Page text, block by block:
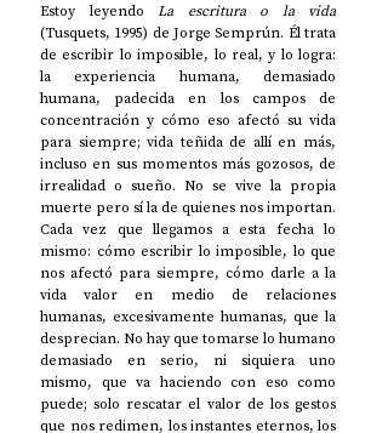
Estoy leyendo La escritura o la vida
(Tusquets, 1995) de Jorge Semprún. Él trata
de escribir lo imposible, lo real, y lo logra:
la experiencia humana, demasiado
humana, padecida en los campos de
concentración y cómo eso afectó su vida
para siempre; vida teñida de allí en más,
incluso en sus momentos más gozosos, de
irrealidad o sueño. No se vive la propia
muerte pero sí la de quienes nos importan.
Cada vez que llegamos a esta fecha lo
mismo: cómo escribir lo imposible, lo que
nos afectó para siempre, cómo darle a la
vida valor en medio de relaciones
humanas, excesivamente humanas, que la
desprecian. No hay que tomarse lo humano
demasiado en serio, ni siquiera uno
mismo, que va haciendo con eso como
puede; solo rescatar el valor de los gestos
que nos redimen, los instantes eternos, los